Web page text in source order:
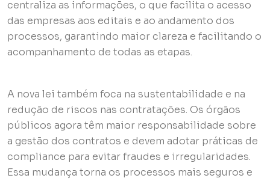
centraliza as informações, o que facilita o acesso
das empresas aos editais e ao andamento dos
processos, garantindo maior clareza e facilitando o
acompanhamento de todas as etapas.
A nova lei também foca na sustentabilidade e na
redução de riscos nas contratações. Os órgãos
públicos agora têm maior responsabilidade sobre
a gestão dos contratos e devem adotar práticas de
compliance para evitar fraudes e irregularidades.
Essa mudança torna os processos mais seguros e